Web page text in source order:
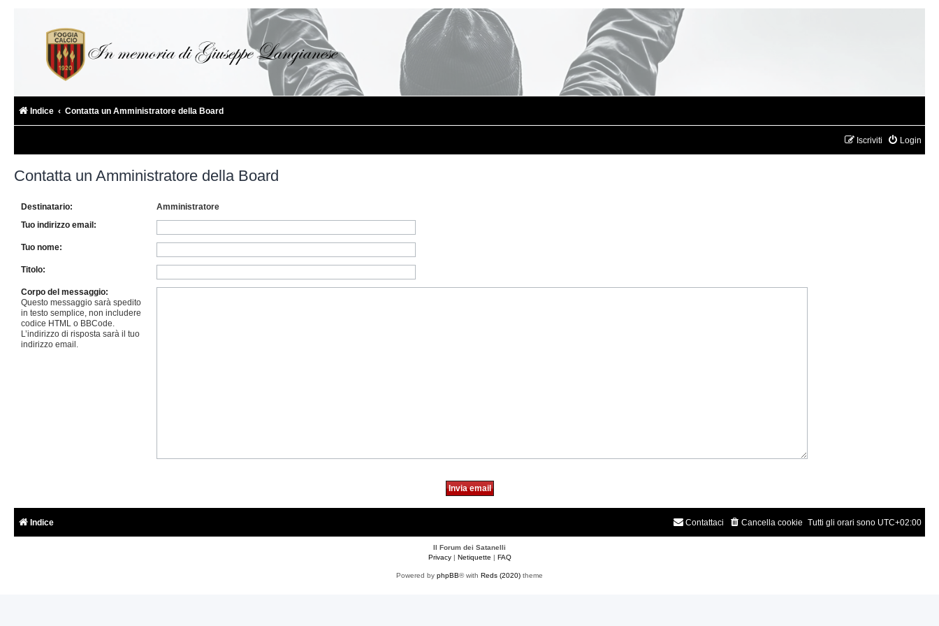
Indice Contatta un Amministratore della Board
Login
Iscriviti
Contatta un Amministratore della Board
Destinatario:
Amministratore
Tuo indirizzo email:
Tuo nome:
Titolo:
Corpo del messaggio:
Questo messaggio sarà spedito
in testo semplice, non includere
codice HTML o BBCode.
L’indirizzo di risposta sarà il tuo
indirizzo email.
Indice Tutti gli orari sono UTC+02:00
Cancella cookie
Contattaci
Il Forum dei Satanelli
Privacy| Netiquette | FAQ
Powered by phpBB® with Reds (2020) theme